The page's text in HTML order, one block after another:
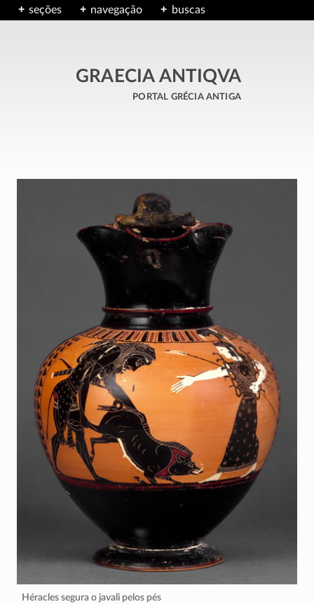
seções navegação buscas
GRAECIA ANTIQVA
portal grécia antiga
Héracles segura o javali pelos pés